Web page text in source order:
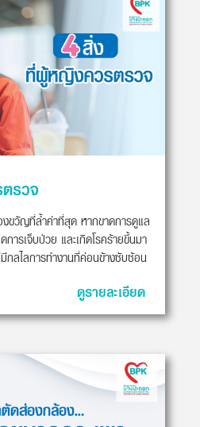
รวจ
ขวัญที่ล้ำค่าที่สุด หากขาดการดูแล
การเจ็บป่วย และเกิดโรคร้ายขึ้นมา
กลไลการทำงานที่ค่อนข้างซับซ้อน
ดูรายละเอียด